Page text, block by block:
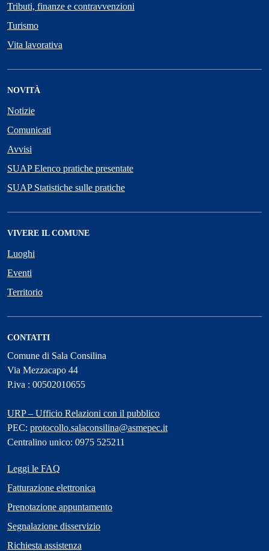
Tributi, finanze e contravvenzioni
Turismo
Vita lavorativa
NOVITÀ
Notizie
Comunicati
Avvisi
SUAP Elenco pratiche presentate
SUAP Statistiche sulle pratiche
VIVERE IL COMUNE
Luoghi
Eventi
Territorio
CONTATTI
Comune di Sala Consilina
Via Mezzacapo 44
P.iva : 00502010655
URP – Ufficio Relazioni con il pubblico
PEC: protocollo.salaconsilina@asmepec.it
Centralino unico: 0975 525211
Leggi le FAQ
Fatturazione elettronica
Prenotazione appuntamento
Segnalazione disservizio
Richiesta assistenza